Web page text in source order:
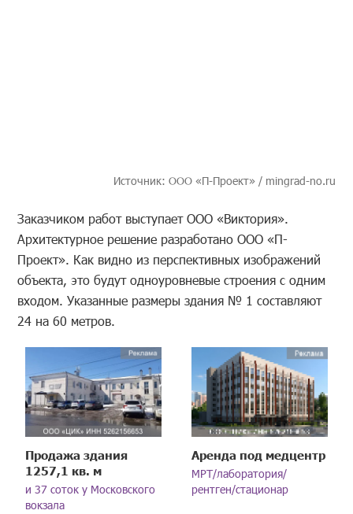
Источник: ООО «П-Проект» / mingrad-no.ru
Заказчиком работ выступает ООО «Виктория».
Архитектурное решение разработано ООО «П-
Проект». Как видно из перспективных изображений
объекта, это будут одноуровневые строения с одним
входом. Указанные размеры здания № 1 составляют
24 на 60 метров.
Продажа здания
1257,1 кв. м
и 37 соток у Московского
вокзала
Аренда под медцентр
МРТ/лаборатория/
рентген/стационар